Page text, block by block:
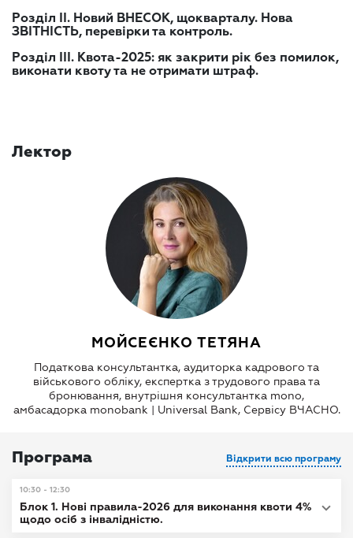
Розділ ІІ. Новий ВНЕСОК, щокварталу. Нова
ЗВІТНІСТЬ, перевірки та контроль.
Розділ ІІІ. Квота-2025: як закрити рік без помилок,
виконати квоту та не отримати штраф.
Лектор
МОЙСЕЄНКО ТЕТЯНА
Податкова консультантка, аудиторка кадрового та
військового обліку, експертка з трудового права та
бронювання, внутрішня консультантка mono,
амбасадорка monobank | Universal Bank, Сервісу ВЧАСНО.
Програма Відкрити всю програму
10:30 - 12:30
Блок 1. Нові правила-2026 для виконання квоти 4%
щодо осіб з інвалідністю.